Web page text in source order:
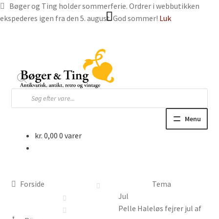
Bøger og Ting holder sommerferie. Ordrer i webbutikken
ekspederes igen fra den 5. august. God sommer! Luk
navigation
indhold
Products
search
Menu
kr. 0,00 0 varer
Forside
Tema
Jul
Pelle Haleløs fejrer jul af